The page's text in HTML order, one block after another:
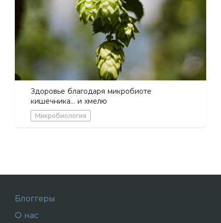
Здоровье благодаря микробиоте
кишечника… и хмелю
Микробиология
Блоггеры
О нас